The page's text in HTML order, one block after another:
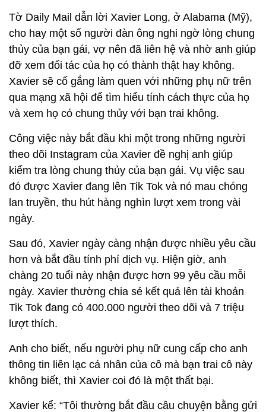
Tờ Daily Mail dẫn lời Xavier Long, ở Alabama (Mỹ),
cho hay một số người đàn ông nghi ngờ lòng chung
thủy của bạn gái, vợ nên đã liên hệ và nhờ anh giúp
đỡ xem đối tác của họ có thành thật hay không.
Xavier sẽ cố gắng làm quen với những phụ nữ trên
qua mạng xã hội để tìm hiểu tính cách thực của họ
và xem họ có chung thủy với bạn trai không.
Công việc này bắt đầu khi một trong những người
theo dõi Instagram của Xavier đề nghị anh giúp
kiểm tra lòng chung thủy của bạn gái. Vụ việc sau
đó được Xavier đang lên Tik Tok và nó mau chóng
lan truyền, thu hút hàng nghìn lượt xem trong vài
ngày.
Sau đó, Xavier ngày càng nhận được nhiều yêu cầu
hơn và bắt đầu tính phí dịch vụ. Hiện giờ, anh
chàng 20 tuổi này nhận được hơn 99 yêu cầu mỗi
ngày. Xavier thường chia sẻ kết quả lên tài khoản
Tik Tok đang có 400.000 người theo dõi và 7 triệu
lượt thích.
Anh cho biết, nếu người phụ nữ cung cấp cho anh
thông tin liên lạc cá nhân của cô mà bạn trai cô này
không biết, thì Xavier coi đó là một thất bại.
Xavier kể: “Tôi thường bắt đầu câu chuyện bằng gửi